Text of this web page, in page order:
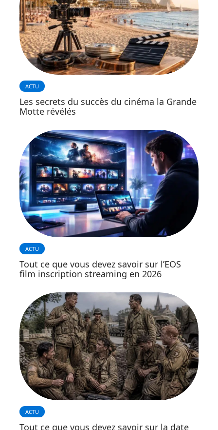
ACTU
Les secrets du succès du cinéma la Grande
Motte révélés
ACTU
Tout ce que vous devez savoir sur l’EOS
film inscription streaming en 2026
ACTU
Tout ce que vous devez savoir sur la date